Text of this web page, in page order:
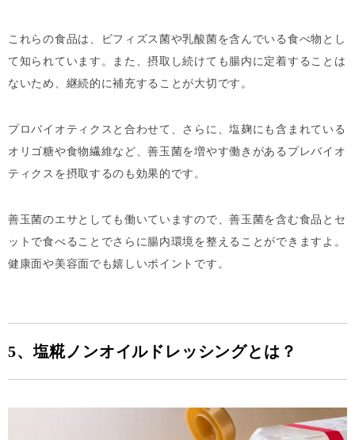
これらの食品は、ビフィズス菌や乳酸菌を含んでいる食べ物とし
て知られています。また、摂取し続けても腸内に定着することは
ないため、継続的に補充することが大切です。
プロバイオティクスと合わせて、さらに、塩麹にも含まれている
オリゴ糖や食物繊維など、善玉菌を増やす働きがあるプレバイオ
ティクスを摂取するのも効果的です。
善玉菌のエサとしても働いていますので、善玉菌を含む食品とセ
ットで食べることでさらに腸内環境を整えることができますよ。
健康面や美容面でも嬉しいポイントです。
5、塩糀ノンオイルドレッシングとは？